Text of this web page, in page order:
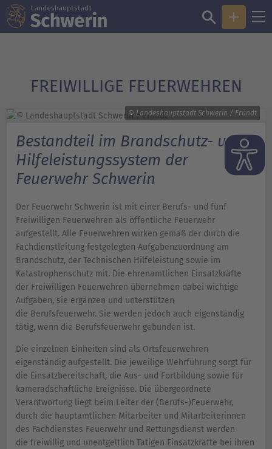
FREIWILLIGE FEUERWEHREN
© Landeshauptstadt Schwerin / Fründt
Bestandteil im Brandschutz- und
Hilfeleistungssystem der
Feuerwehr Schwerin
Der Feuerwehr Schwerin ist mit einer Berufs- und fünf
Freiwilligen Feuerwehren als öffentliche Feuerwehr
aufgestellt. Alle Feuerwehren wirken gemäß der durch die
Fachdienstleitung festgelegten Aufgabenzuordnung am
Brandschutz, der Technischen Hilfeleistung sowie im
Katastrophenschutz mit. Die ehrenamtlichen Einsatzkräfte
der Freiwilligen Feuerwehren übernehmen dabei wichtige
Aufgaben, sie ergänzen und unterstützen
die Berufsfeuerwehr. Sie werden jedoch auch eigenständig
tätig, wenn die Berufsfeuerwehr gebunden ist.
Die einzelnen Einheiten sind als Ortsfeuerwehren
eigenständig aufgestellt. Die jeweilige Wehrführung sorgt für
die Einsatzbereitschaft, die Aus- und Fortbildung sowie für
kameradschaftliche Ereignisse. Die übergeordnete
Verantwortung liegt beim Leiter der (Berufs-)Feuerwehr,
durch die hauptamtlichen Mitarbeiter und Mitarbeiterinnen
des Fachdienstes Feuerwehr und Rettungsdienst werden
die freiwillig und unentgeltlich Tätigen Einsatzkräfte bei ihren